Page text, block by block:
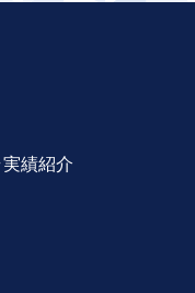
実績紹介